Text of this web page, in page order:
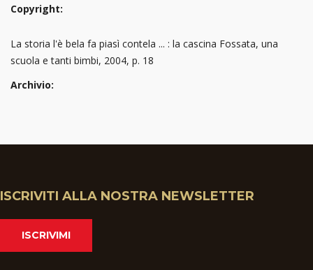
Copyright:
La storia l'è bela fa piasì contela ... : la cascina Fossata, una
scuola e tanti bimbi, 2004, p. 18
Archivio:
ISCRIVITI ALLA NOSTRA NEWSLETTER
ISCRIVIMI